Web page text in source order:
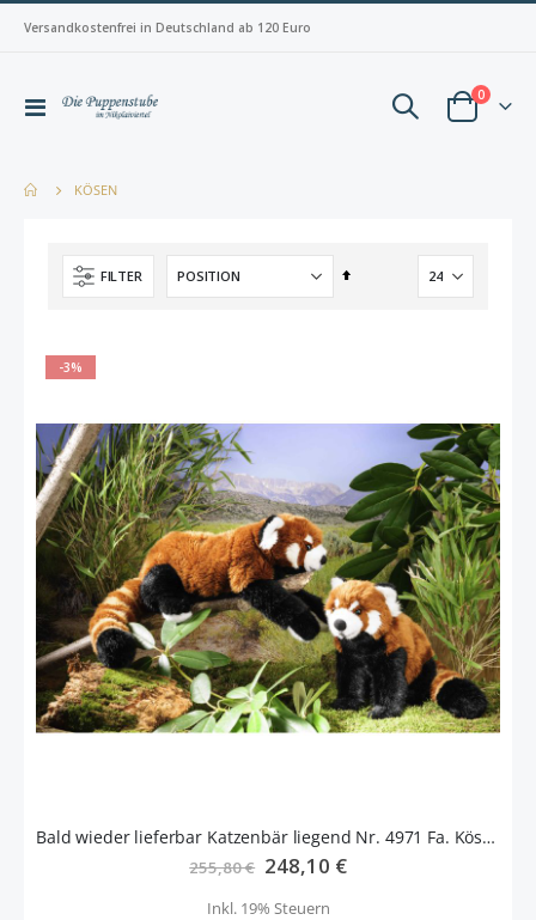
Versandkostenfrei in Deutschland ab 120 Euro
Navigation
Warenkorb
0Artikel
KÖSEN
FILTER
In
absteigender
-3%
Bald wieder lieferbar Katzenbär liegend Nr. 4971 Fa. Kösen
255,80 € Sonderangebot
248,10 €
Inkl. 19% Steuern